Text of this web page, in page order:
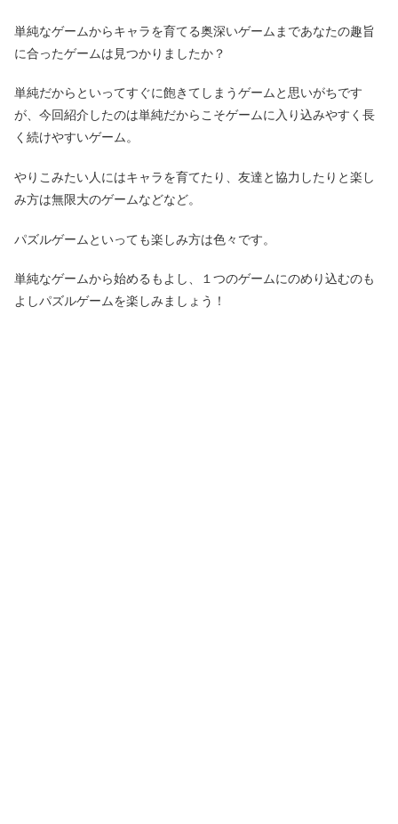
単純なゲームからキャラを育てる奥深いゲームまであなたの趣旨
に合ったゲームは見つかりましたか？
単純だからといってすぐに飽きてしまうゲームと思いがちです
が、今回紹介したのは単純だからこそゲームに入り込みやすく長
く続けやすいゲーム。
やりこみたい人にはキャラを育てたり、友達と協力したりと楽し
み方は無限大のゲームなどなど。
パズルゲームといっても楽しみ方は色々です。
単純なゲームから始めるもよし、１つのゲームにのめり込むのも
よしパズルゲームを楽しみましょう！